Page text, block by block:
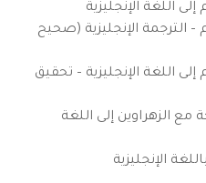
اللغة الإنجليزية
– الترجمة الإنجليزية (صحيح
اللغة الإنجليزية – تحقيق
مع الزهراوين إلى اللغة
الإنجليزية